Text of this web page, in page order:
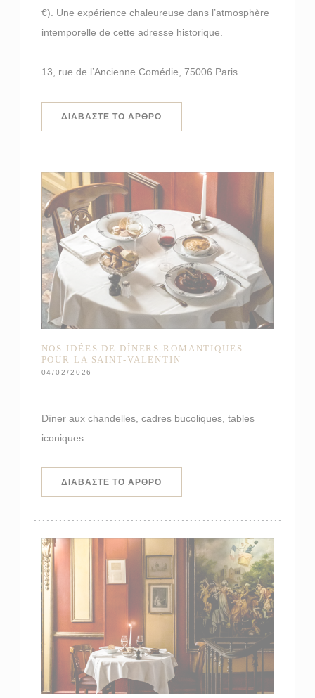
€). Une expérience chaleureuse dans l’atmosphère
intemporelle de cette adresse historique.
13, rue de l’Ancienne Comédie, 75006 Paris
ΔΙΑΒΆΣΤΕ ΤΟ ΆΡΘΡΟ
NOS IDÉES DE DÎNERS ROMANTIQUES
POUR LA SAINT-VALENTIN
04/02/2026
Dîner aux chandelles, cadres bucoliques, tables
iconiques
ΔΙΑΒΆΣΤΕ ΤΟ ΆΡΘΡΟ